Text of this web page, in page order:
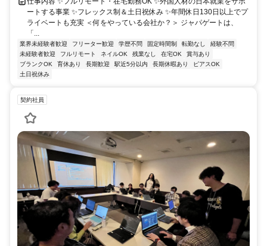
ートする事業 ✨フレックス制＆土日祝休み ✨年間休日130日以上でプ
ライベートも充実 ＜何をやっている会社か？＞ ジャパゲートは、
「...
業界未経験者歓迎 フリーター歓迎 学歴不問 固定時間制 転勤なし
経験不問
未経験者歓迎
フルリモート ネイルOK 残業なし 在宅OK
賞与あり
ブランクOK
育休あり 長期歓迎 駅近5分以内 長期休暇あり
ピアスOK
土日祝休み
契約社員